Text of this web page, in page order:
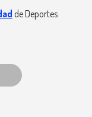
de Deportes